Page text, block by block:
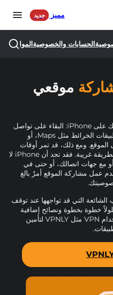
مميز جديد
ARالحسابات والخصوصيةالمواقع
موقعي
هناك العديد من فوائد مشاركة موقعك على iPhone: البقاء على تواصل
مع العائلة والأصدقاء، أو استخدام تطبيقات الخرائط مثل Maps، أو
الموقع. ومع ذلك، قد تمر أوقات
يتصرف فيها تطبيق مشاركة الموقع بطريقة غريبة. فقد تجد أن iPhone لا
مع جهات اتصالك، أو حتى في
عمل مشاركة الموقع أمرٌ بالغ
التي قد تواجهها عند توقف
خطوة بخطوة ونصائح إضافية
لحماية خصوصيتك، بما في ذلك استخدام VPN مثل VPNLY لتأمين